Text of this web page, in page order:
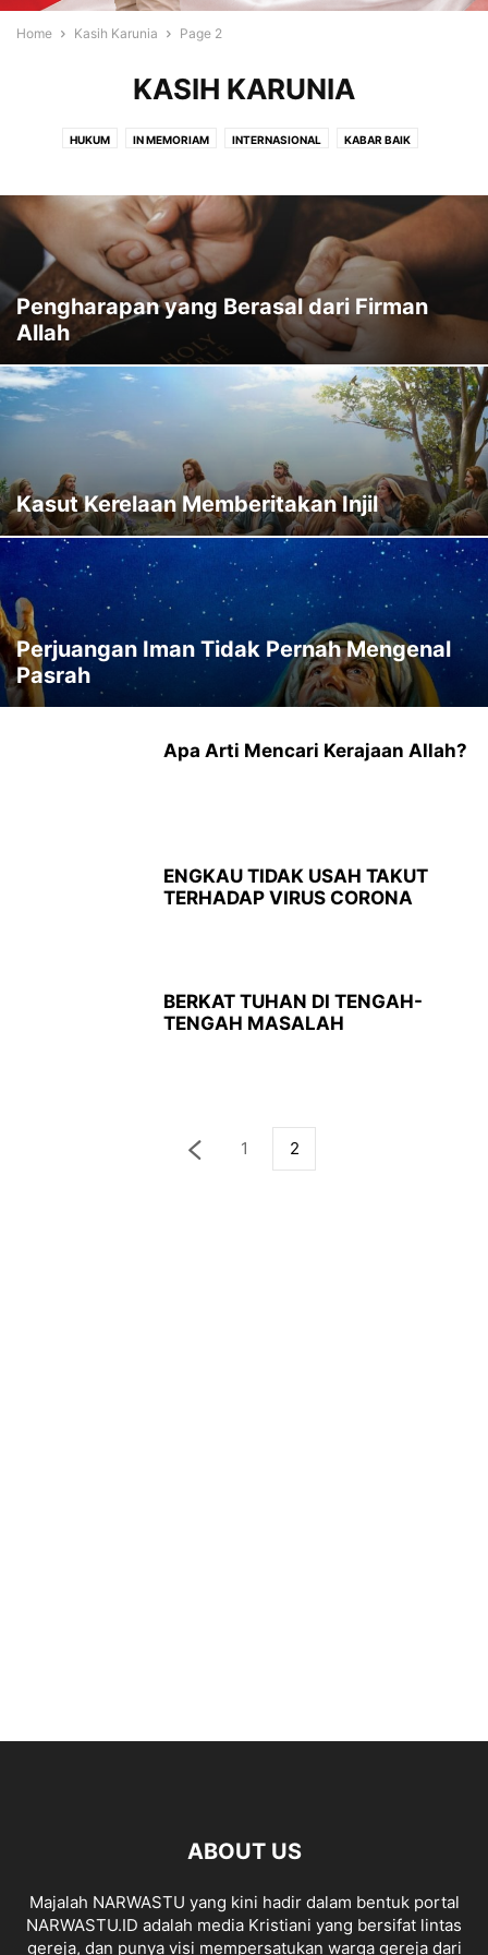
Home Kasih Karunia Page 2
KASIH KARUNIA
HUKUM IN MEMORIAM INTERNASIONAL KABAR BAIK
LIPUTAN MOTIVASI NASIONAL OPINI PENDIDIKAN PERISTIWA
RESENSI SOROTAN TOKOH KRISTIANI
TOKOH MASYARAKAT VIDEO
Pengharapan yang Berasal dari Firman
Allah
Kasut Kerelaan Memberitakan Injil
Perjuangan Iman Tidak Pernah Mengenal
Pasrah
Apa Arti Mencari Kerajaan Allah?
ENGKAU TIDAK USAH TAKUT
TERHADAP VIRUS CORONA
BERKAT TUHAN DI TENGAH-
TENGAH MASALAH
1 2
ABOUT US
Majalah NARWASTU yang kini hadir dalam bentuk portal
NARWASTU.ID adalah media Kristiani yang bersifat lintas
gereja, dan punya visi mempersatukan warga gereja dari